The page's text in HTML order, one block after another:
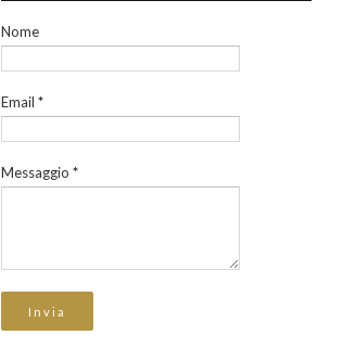
Nome
Email*
Messaggio*